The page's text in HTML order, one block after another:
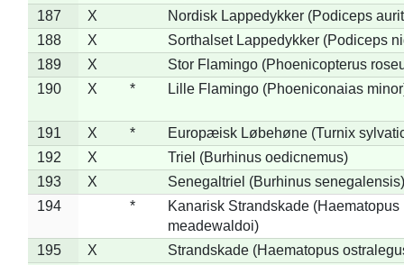
187
X
Nordisk Lappedykker (Podiceps
188
X
Sorthalset Lappedykker (Podiceps
189
X
Stor Flamingo (Phoenicopterus
190
X * Lille Flamingo (Phoeniconaias
191 X *
Europæisk Løbehøne (Turnix
192
X
Triel (Burhinus oedicnemus)
193
X
Senegaltriel (Burhinus senegalensis)
194
*
Kanarisk Strandskade (Haematopus
meadewaldoi)
195
X
Strandskade (Haematopus